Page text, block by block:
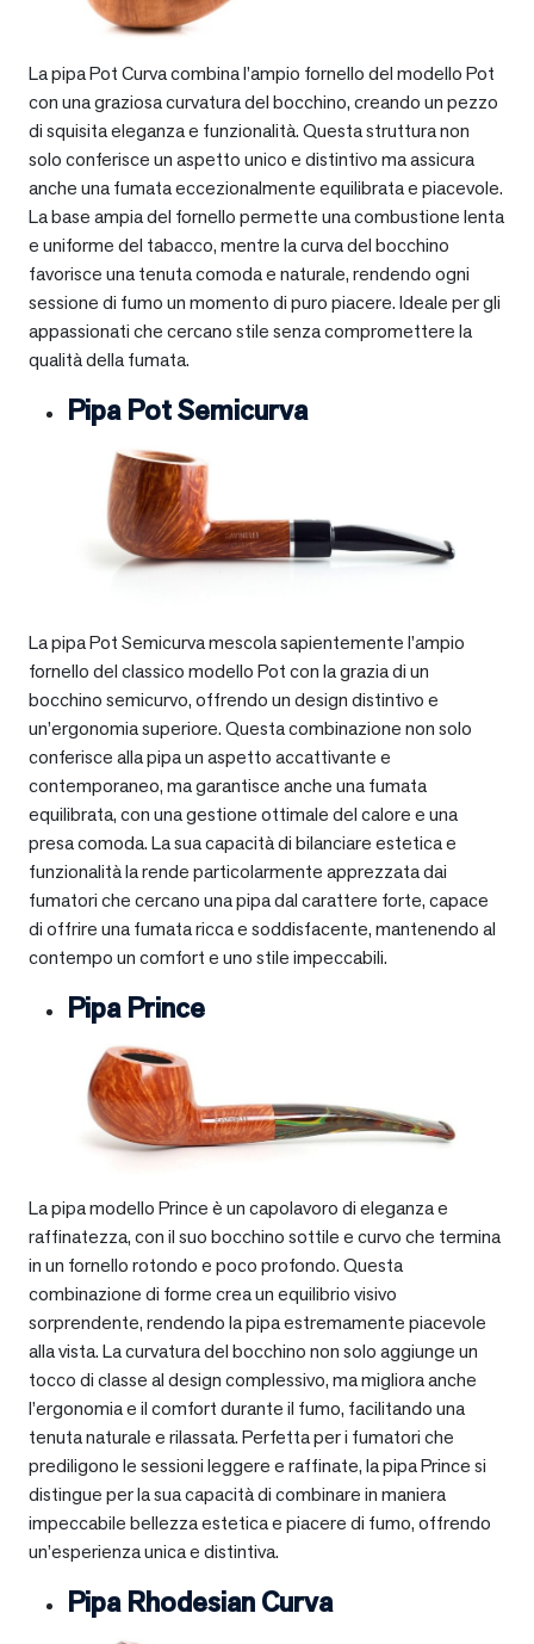
La pipa Pot Curva combina l’ampio fornello del modello Pot
con una graziosa curvatura del bocchino, creando un pezzo
di squisita eleganza e funzionalità. Questa struttura non
solo conferisce un aspetto unico e distintivo ma assicura
anche una fumata eccezionalmente equilibrata e piacevole.
La base ampia del fornello permette una combustione lenta
e uniforme del tabacco, mentre la curva del bocchino
favorisce una tenuta comoda e naturale, rendendo ogni
sessione di fumo un momento di puro piacere. Ideale per gli
appassionati che cercano stile senza compromettere la
qualità della fumata.
Pipa Pot Semicurva
La pipa Pot Semicurva mescola sapientemente l’ampio
fornello del classico modello Pot con la grazia di un
bocchino semicurvo, offrendo un design distintivo e
un’ergonomia superiore. Questa combinazione non solo
conferisce alla pipa un aspetto accattivante e
contemporaneo, ma garantisce anche una fumata
equilibrata, con una gestione ottimale del calore e una
presa comoda. La sua capacità di bilanciare estetica e
funzionalità la rende particolarmente apprezzata dai
fumatori che cercano una pipa dal carattere forte, capace
di offrire una fumata ricca e soddisfacente, mantenendo al
contempo un comfort e uno stile impeccabili.
Pipa Prince
La pipa modello Prince è un capolavoro di eleganza e
raffinatezza, con il suo bocchino sottile e curvo che termina
in un fornello rotondo e poco profondo. Questa
combinazione di forme crea un equilibrio visivo
sorprendente, rendendo la pipa estremamente piacevole
alla vista. La curvatura del bocchino non solo aggiunge un
tocco di classe al design complessivo, ma migliora anche
l’ergonomia e il comfort durante il fumo, facilitando una
tenuta naturale e rilassata. Perfetta per i fumatori che
prediligono le sessioni leggere e raffinate, la pipa Prince si
distingue per la sua capacità di combinare in maniera
impeccabile bellezza estetica e piacere di fumo, offrendo
un’esperienza unica e distintiva.
Pipa Rhodesian Curva